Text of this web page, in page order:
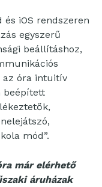
iOS rendszeren
egyszerű
beállításhoz,
az óra intuitív
beépített
mód”.
már elérhető
áruházak